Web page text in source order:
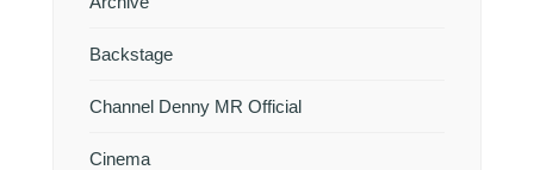
Backstage
Channel Denny MR Official
Cinema